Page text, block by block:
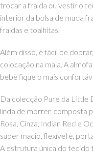
trocar a fralda ou vestir o
interior da bolsa de muda
fraldas e toalhitas.
Além disso, é fácil de
colocação na mala. A
bebé fique o mais
Da colecção Pure da Little
linda de morrer, composta
Rosa, Cinza, Indian Red e
super macio, flexível e,
A estrutura única do tecido